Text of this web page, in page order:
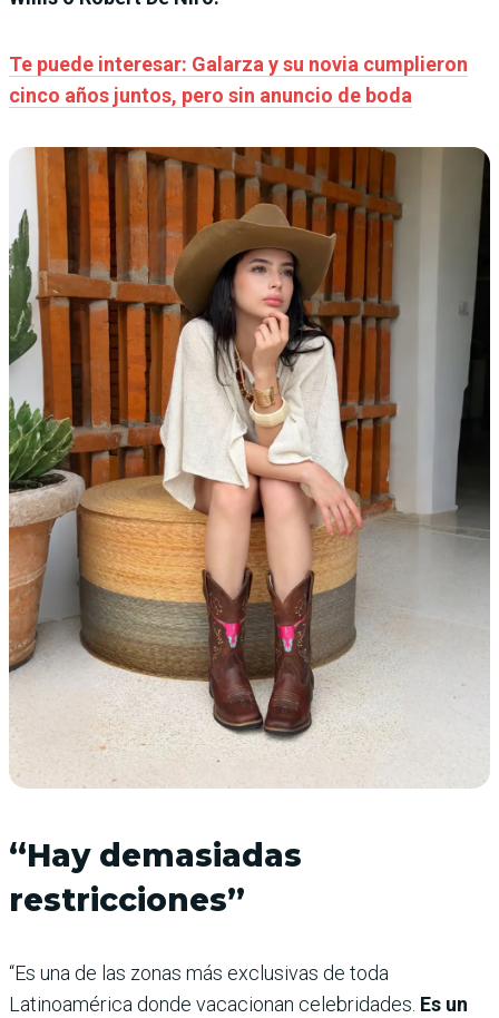
Te puede interesar: Galarza y su novia cumplieron
cinco años juntos, pero sin anuncio de boda
“Hay demasiadas
restricciones”
“Es una de las zonas más exclusivas de toda
Latinoamérica donde vacacionan celebridades. Es un